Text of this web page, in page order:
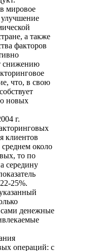
мировое
а также
факторов
снижению
что, в свою
новых
г.
клиентов
среднем около
то по
середину
25%.
денежные
операций: с